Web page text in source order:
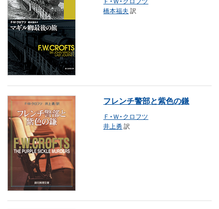
橋本福夫 訳
フレンチ警部と紫色の鎌
Ｆ・Ｗ・クロフツ
井上勇 訳